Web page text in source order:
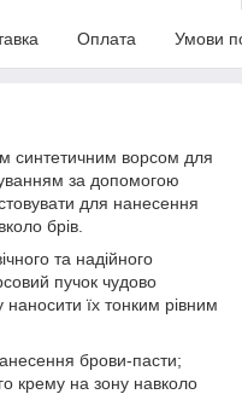
Оплата Умови
синтетичним ворсом для
за допомогою
для нанесення
брів.
та надійного
пучок чудово
наносити їх тонким рівним
брови-пасти;
крему на зону навколо